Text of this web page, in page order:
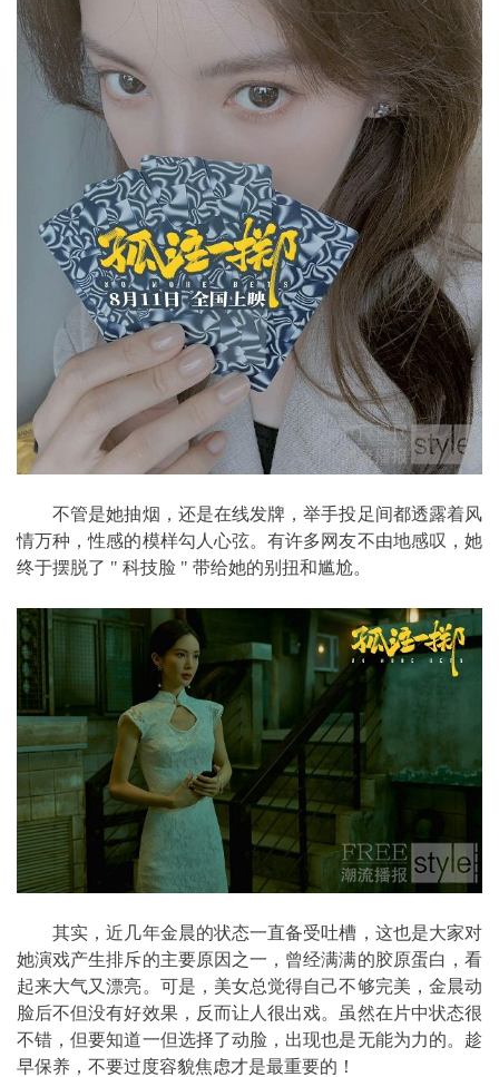
不管是她抽烟，还是在线发牌，举手投足间都透露着风
情万种，性感的模样勾人心弦。有许多网友不由地感叹，她
终于摆脱了 " 科技脸 " 带给她的别扭和尴尬。
其实，近几年金晨的状态一直备受吐槽，这也是大家对
她演戏产生排斥的主要原因之一，曾经满满的胶原蛋白，看
起来大气又漂亮。可是，美女总觉得自己不够完美，金晨动
脸后不但没有好效果，反而让人很出戏。虽然在片中状态很
不错，但要知道一但选择了动脸，出现也是无能为力的。趁
早保养，不要过度容貌焦虑才是最重要的！